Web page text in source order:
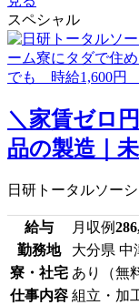
スペシャル
＼家賃ゼロ
品の製造｜
日研トータルソー
給与 月収例
勤務地
大分県 中
寮・社宅 あり（無
仕事内容 組立・加